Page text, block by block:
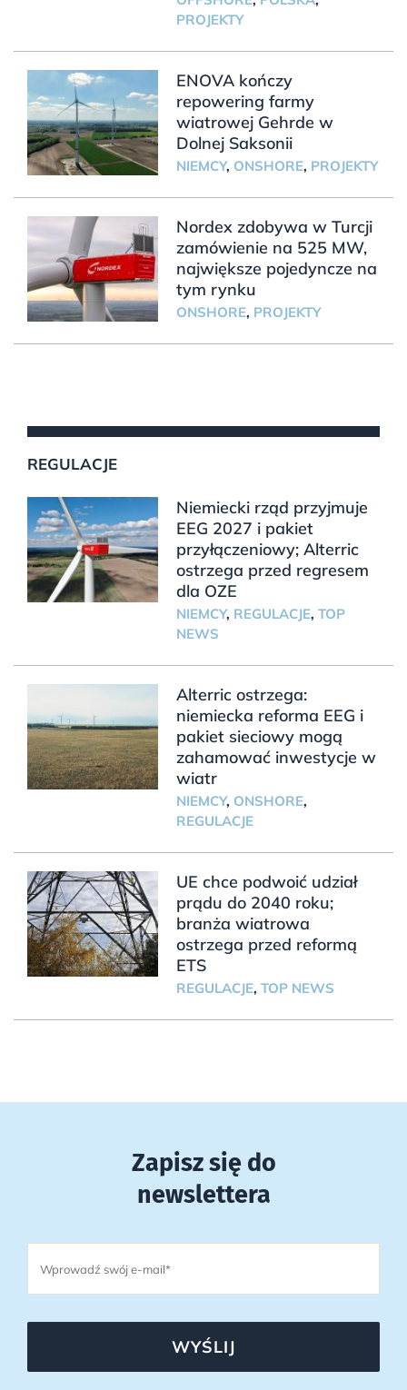
PROJEKTY
ENOVA kończy
repowering farmy
wiatrowej Gehrde w
Dolnej Saksonii
NIEMCY, ONSHORE, PROJEKTY
Nordex zdobywa w Turcji
zamówienie na 525 MW,
największe pojedyncze na
tym rynku
ONSHORE, PROJEKTY
REGULACJE
Niemiecki rząd przyjmuje
EEG 2027 i pakiet
przyłączeniowy; Alterric
ostrzega przed regresem
dla OZE
NIEMCY, REGULACJE, TOP
NEWS
Alterric ostrzega:
niemiecka reforma EEG i
pakiet sieciowy mogą
zahamować inwestycje w
wiatr
NIEMCY, ONSHORE,
REGULACJE
UE chce podwoić udział
prądu do 2040 roku;
branża wiatrowa
ostrzega przed reformą
ETS
REGULACJE, TOP NEWS
Zapisz się do
newslettera
WYŚLIJ